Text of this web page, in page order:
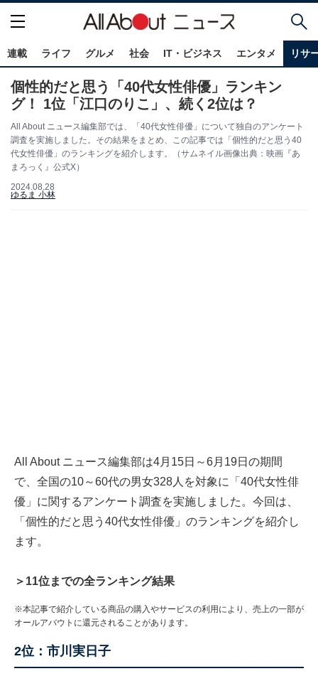
連載 ライフ グルメ 社会 IT・ビジネス エンタメ リサ
個性的だと思う「40代女性俳優」ランキン
グ！ 1位「江口のりこ」、続く2位は？
All About ニュース編集部では、「40代女性俳優」について独自のアンケート
調査を実施しました。その結果をまとめ、この記事では「個性的だと思う40
代女性俳優」のランキングを紹介します。（サムネイル画像出典：映画『あ
まろっく』公式X）
2024.08.28
ゆるま 小林
All About ニュース編集部は4月15日～6月19日の期間
で、全国の10～60代の男女328人を対象に「40代女性俳
優」に関するアンケート調査を実施しました。今回は、
「個性的だと思う40代女性俳優」のランキングを紹介し
ます。
＞11位までの全ランキング結果
※本記事で紹介している商品の購入やサービスの利用により、売上の一部が
オールアバウトに還元されることがあります。
2位：市川実日子